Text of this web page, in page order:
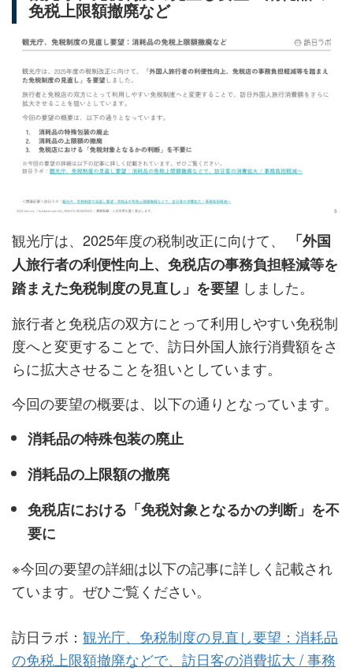
免税上限額撤廃など
観光庁は、2025年度の税制改正に向けて、
「外国
人旅行者の利便性向上、免税店の事務負担軽減等を
踏まえた免税制度の見直し」を要望 しました。
旅行者と免税店の双方にとって利用しやすい免税制
度へと変更することで、訪日外国人旅行消費額をさ
らに拡大させることを狙いとしています。
今回の要望の概要は、以下の通りとなっています。
消耗品の特殊包装の廃止
消耗品の上限額の撤廃
免税店における「免税対象となるかの判断」を不
要に
※今回の要望の詳細は以下の記事に詳しく記載され
ています。ぜひご覧ください。
訪日ラボ： 観光庁、免税制度の見直し要望：消耗品
の免税上限額撤廃などで、訪日客の消費拡大 / 事務